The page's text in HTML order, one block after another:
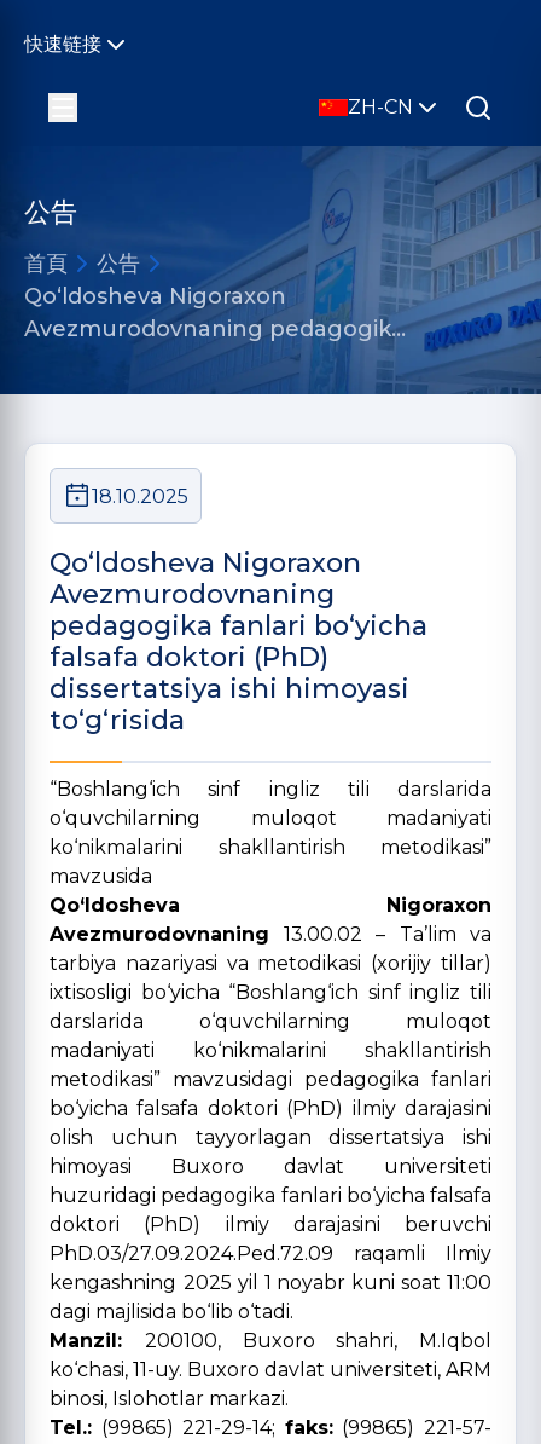
快速链接
ZH-CN
公告
首頁
公告
Qo‘ldosheva Nigoraxon
Avezmurodovnaning pedagogik…
18.10.2025
Qo‘ldosheva Nigoraxon
Avezmurodovnaning
pedagogika fanlari bo‘yicha
falsafa doktori (PhD)
dissertatsiya ishi himoyasi
to‘g‘risida
“Boshlang‘ich sinf ingliz tili darslarida
o‘quvchilarning muloqot madaniyati
ko‘nikmalarini shakllantirish metodikasi”
mavzusida
Qo‘ldosheva Nigoraxon
Avezmurodovnaning 13.00.02 – Ta’lim va
tarbiya nazariyasi va metodikasi (xorijiy tillar)
ixtisosligi bo‘yicha “Boshlang‘ich sinf ingliz tili
darslarida o‘quvchilarning muloqot
madaniyati ko‘nikmalarini shakllantirish
metodikasi” mavzusidagi pedagogika fanlari
bo‘yicha falsafa doktori (PhD) ilmiy darajasini
olish uchun tayyorlagan dissertatsiya ishi
himoyasi Buxoro davlat universiteti
huzuridagi pedagogika fanlari bo‘yicha falsafa
doktori (PhD) ilmiy darajasini beruvchi
PhD.03/27.09.2024.Ped.72.09 raqamli Ilmiy
kengashning 2025 yil 1 noyabr kuni soat 11:00
dagi majlisida bo‘lib o‘tadi.
Manzil: 200100, Buxoro shahri, M.Iqbol
ko‘chasi, 11-uy. Buxoro davlat universiteti, ARM
binosi, Islohotlar markazi.
Tel.: (99865) 221-29-14; faks:(99865) 221-57-